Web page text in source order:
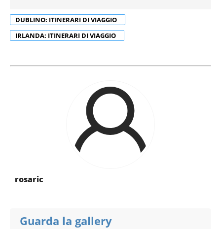
DUBLINO: ITINERARI DI VIAGGIO
IRLANDA: ITINERARI DI VIAGGIO
rosaric
Guarda la gallery